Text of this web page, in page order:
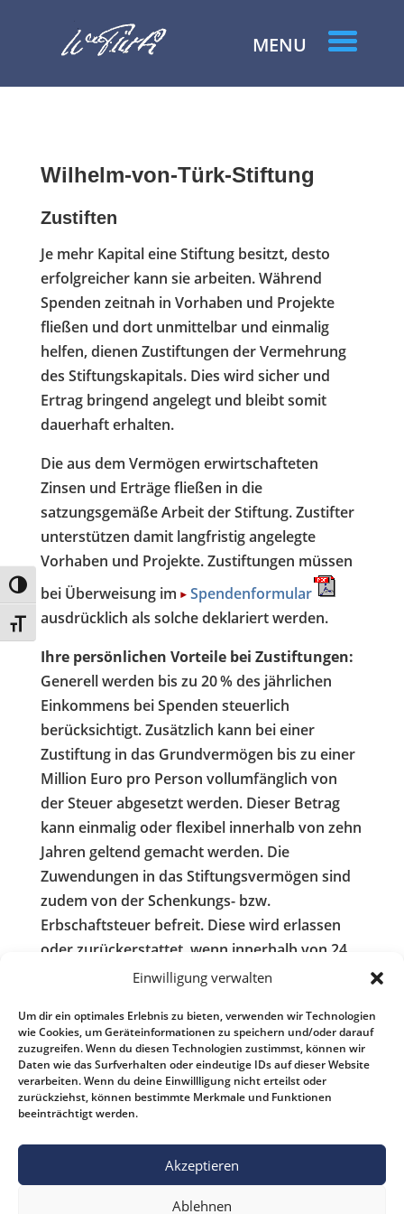
Einwilligung verwalten
Um dir ein optimales Erlebnis zu bieten, verwenden wir Technologien
wie Cookies, um Geräteinformationen zu speichern und/oder darauf
zuzugreifen. Wenn du diesen Technologien zustimmst, können wir
Daten wie das Surfverhalten oder eindeutige IDs auf dieser Website
verarbeiten. Wenn du deine Einwillligung nicht erteilst oder
zurückziehst, können bestimmte Merkmale und Funktionen
beeinträchtigt werden.
Akzeptieren
Ablehnen
Umschalten auf hohe Kontraste
Schrift vergrößern
Wilhelm-von-Türk-Stiftung
Zustiften
Je mehr Kapital eine Stiftung besitzt, desto
erfolgreicher kann sie arbeiten. Während
Spenden zeitnah in Vorhaben und Projekte
fließen und dort unmittelbar und einmalig
helfen, dienen Zustiftungen der Vermehrung
des Stiftungskapitals. Dies wird sicher und
Ertrag bringend angelegt und bleibt somit
dauerhaft erhalten.
Die aus dem Vermögen erwirtschafteten
Zinsen und Erträge fließen in die
satzungsgemäße Arbeit der Stiftung. Zustifter
unterstützen damit langfristig angelegte
Vorhaben und Projekte. Zustiftungen müssen
bei Überweisung im
Spendenformular
ausdrücklich als solche deklariert werden.
Ihre persönlichen Vorteile bei Zustiftungen:
Generell werden bis zu 20 % des jährlichen
Einkommens bei Spenden steuerlich
berücksichtigt. Zusätzlich kann bei einer
Zustiftung in das Grundvermögen bis zu einer
Million Euro pro Person vollumfänglich von
der Steuer abgesetzt werden. Dieser Betrag
kann einmalig oder flexibel innerhalb von zehn
Jahren geltend gemacht werden. Die
Zuwendungen in das Stiftungsvermögen sind
zudem von der Schenkungs- bzw.
Erbschaftsteuer befreit. Diese wird erlassen
oder zurückerstattet, wenn innerhalb von 24
Monaten aus dem geerbten oder geschenkten
Nehmen Sie dazu Kontaktmit uns auf!
Gern informieren und beraten wir Sie
individuell.
Impressum